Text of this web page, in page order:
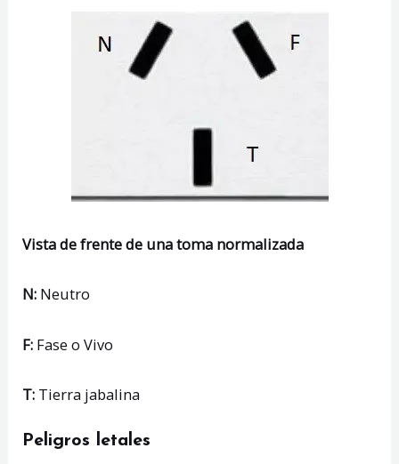
Vista de frente de una toma normalizada
N: Neutro
F: Fase o Vivo
T: Tierra jabalina
Peligros letales